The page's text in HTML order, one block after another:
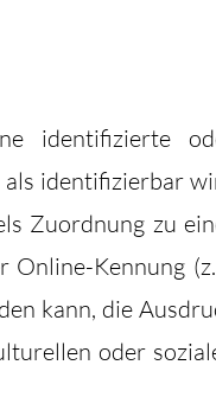
identifizierte
als identifizierbar
Zuordnung zu
Online-Kennung
kann, die
oder